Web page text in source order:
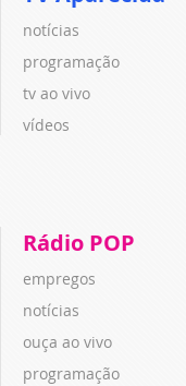
notícias
programação
tv ao vivo
vídeos
Rádio POP
empregos
notícias
ouça ao vivo
programação